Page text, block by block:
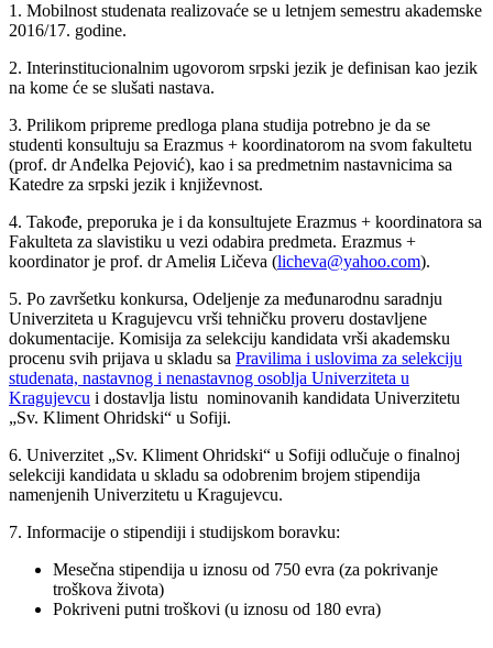
1. Mobilnost studenata realizovaće se u letnjem semestru akademske
2016/17. godine.
2. Interinstitucionalnim ugovorom srpski jezik je definisan kao jezik
na kome će se slušati nastava.
3. Prilikom pripreme predloga plana studija potrebno je da se
studenti konsultuju sa Erazmus + koordinatorom na svom fakultetu
(prof. dr Anđelka Pejović), kao i sa predmetnim nastavnicima sa
Katedre za srpski jezik i književnost.
4. Takođe, preporuka je i da konsultujete Erazmus + koordinatora sa
Fakulteta za slavistiku u vezi odabira predmeta. Erazmus +
koordinator je prof. dr Ameliя Ličeva (licheva@yahoo.com).
5. Po završetku konkursa, Odeljenje za međunarodnu saradnju
Univerziteta u Kragujevcu vrši tehničku proveru dostavljene
dokumentacije. Komisija za selekciju kandidata vrši akademsku
procenu svih prijava u skladu sa Pravilima i uslovima za selekciju
studenata, nastavnog i nenastavnog osoblja Univerziteta u
Kragujevcu i dostavlja listu nominovanih kandidata Univerzitetu
„Sv. Kliment Ohridski“ u Sofiji.
6. Univerzitet „Sv. Kliment Ohridski“ u Sofiji odlučuje o finalnoj
selekciji kandidata u skladu sa odobrenim brojem stipendija
namenjenih Univerzitetu u Kragujevcu.
7. Informacije o stipendiji i studijskom boravku:
Mesečna stipendija u iznosu od 750 evra (za pokrivanje
troškova života)
Pokriveni putni troškovi (u iznosu od 180 evra)